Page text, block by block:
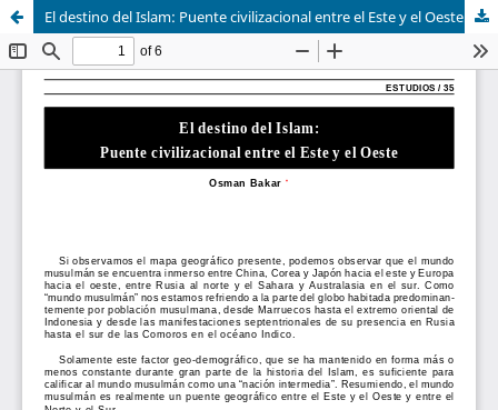
El destino del Islam: Puente civilizacional entre el Este y el Oeste.